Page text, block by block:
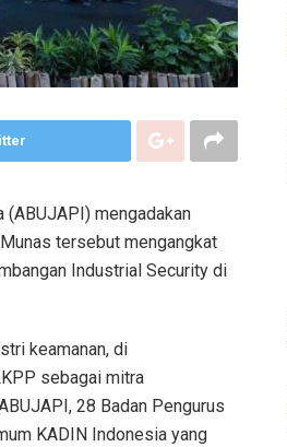
mengadakan
tersebut mengangkat
Industrial Security di
keamanan, di
sebagai mitra
28 Badan Pengurus
KADIN Indonesia yang